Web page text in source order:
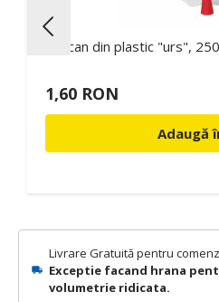
Livrare Gratuită pentru
Exceptie facand hrana
volumetrie ridicata.
Borcan din plastic "urs",
1,60 RON
Adaugă